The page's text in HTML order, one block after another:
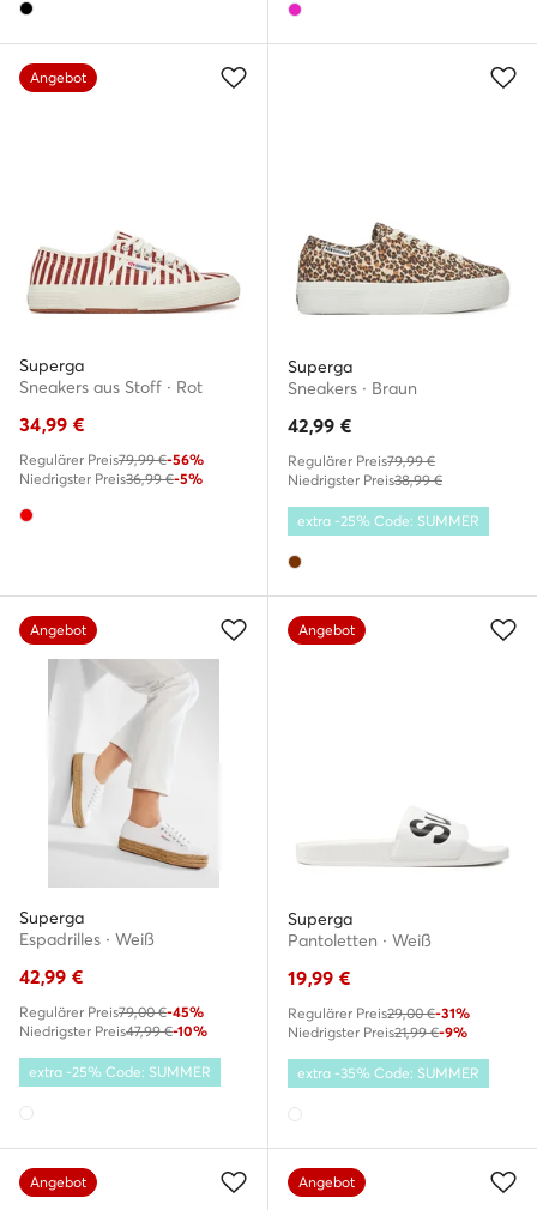
Angebot
Superga
Sneakers aus Stoff · Rot
34,99 €
Regulärer Preis79,99 €-56%
Niedrigster Preis36,99 €-5%
Superga
Sneakers · Braun
42,99 €
Regulärer Preis79,99 €
Niedrigster Preis38,99 €
extra -25% Code: SUMMER
Angebot
Superga
Espadrilles · Weiß
42,99 €
Regulärer Preis79,00 €-45%
Niedrigster Preis47,99 €-10%
extra -25% Code: SUMMER
Angebot
Superga
Pantoletten · Weiß
19,99 €
Regulärer Preis29,00 €-31%
Niedrigster Preis21,99 €-9%
extra -35% Code: SUMMER
Angebot Angebot